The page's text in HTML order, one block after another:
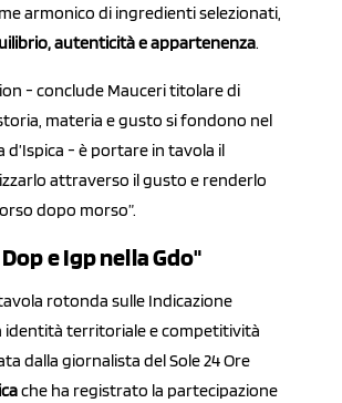
armonico di ingredienti selezionati,
autenticità e appartenenza.
- conclude Mauceri titolare di
materia e gusto si fondono nel
d’Ispica - è portare in tavola il
attraverso il gusto e renderlo
dopo morso”.
e Igp nella Gdo"
rotonda sulle Indicazione
identità territoriale e competitività
dalla giornalista del Sole 24 Ore
che ha registrato la partecipazione